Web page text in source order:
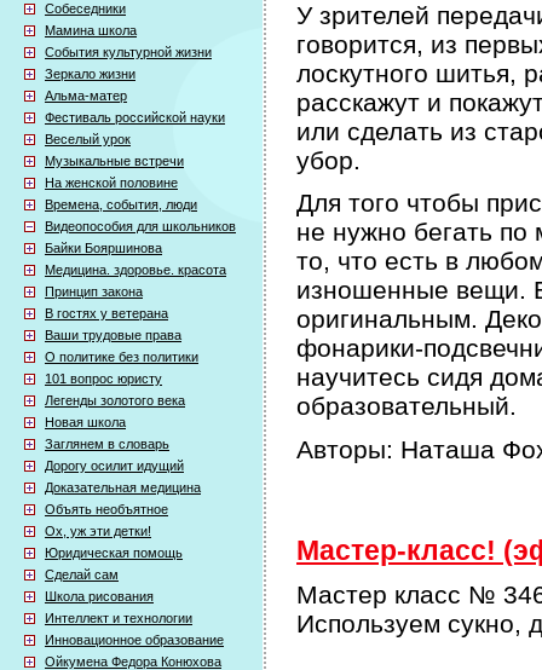
Собеседники
Мамина школа
События культурной жизни
Зеркало жизни
Альма-матер
Фестиваль российской науки
Веселый урок
Музыкальные встречи
На женской половине
Времена, события, люди
Видеопособия для школьников
Байки Бояршинова
Медицина. здоровье. красота
Принцип закона
В гостях у ветерана
Ваши трудовые права
О политике без политики
101 вопрос юристу
Легенды золотого века
Новая школа
Заглянем в словарь
Дорогу осилит идущий
Доказательная медицина
Объять необъятное
Ох, уж эти детки!
Юридическая помощь
Сделай сам
Школа рисования
Интеллект и технологии
Инновационное образование
Ойкумена Федора Конюхова
У зрителей
говорится, из
лоскутного шитья,
расскажут и
или сделать из
убор.
Для того чтобы
не нужно бегать по
то, что есть в
изношенные вещи.
оригинальным.
фонарики-
научитесь сидя
образовательный.
Авторы: Наташа
Мастер-класс!
Мастер класс №
Используем сукно,